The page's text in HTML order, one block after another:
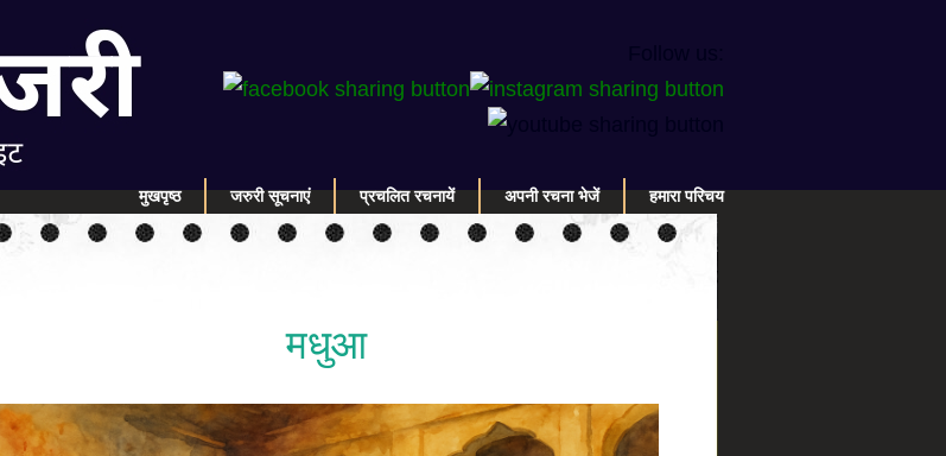
मुखपृष्ठ जरुरी सूचनाएं प्रचलित रचनायें अपनी रचना भेजें हमारा परिचय
मधुआ